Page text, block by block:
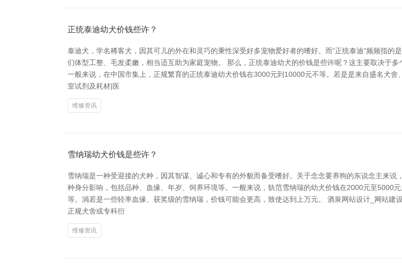
正统泰迪幼犬价钱些许？
泰迪犬，学名稀客犬，因其可儿的外在和灵巧的秉性深受好多宠物爱好者的嗜好。而“正统泰迪”频频指
们体型工整、毛发柔嫩，相当适互助为家庭宠物。 那么，正统泰迪幼犬的价钱是些许呢？这主要取决于
一般来说，在中国市集上，正规繁育的正统泰迪幼犬价钱在3000元到10000元不等。若是是来自盛名犬
室试剂及耗材|医
维修资讯
雪纳瑞幼犬价钱是些许？
雪纳瑞是一种受迎接的犬种，因其智谋、诚心和专有的外貌而备受嗜好。关于念念要养狗的东说念主来
种身分影响，包括品种、血缘、年岁、饲养环境等。一般来说，轨范雪纳瑞的幼犬价钱在2000元至5000
等。淌若是一些轻率血缘、获奖级的雪纳瑞，价钱可能会更高，致使达到上万元。 酒泉网站设计_网站建
正规犬舍或专科衍
维修资讯